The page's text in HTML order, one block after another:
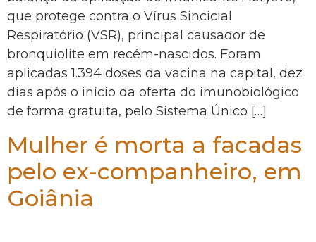
que protege contra o Vírus Sincicial
Respiratório (VSR), principal causador de
bronquiolite em recém-nascidos. Foram
aplicadas 1.394 doses da vacina na capital, dez
dias após o início da oferta do imunobiológico
de forma gratuita, pelo Sistema Único […]
Mulher é morta a facadas
pelo ex-companheiro, em
Goiânia